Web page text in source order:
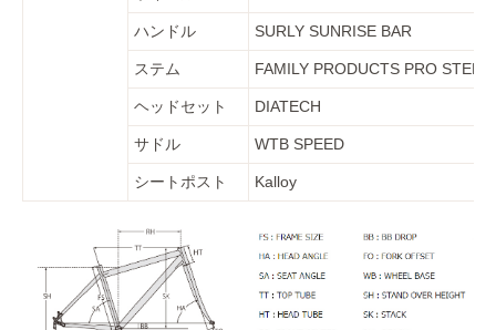
ハンドル SURLY SUNRISE BAR
ステム FAMILY PRODUCTS PRO STEM
ヘッドセット DIATECH
サドル WTB SPEED
シートポスト Kalloy